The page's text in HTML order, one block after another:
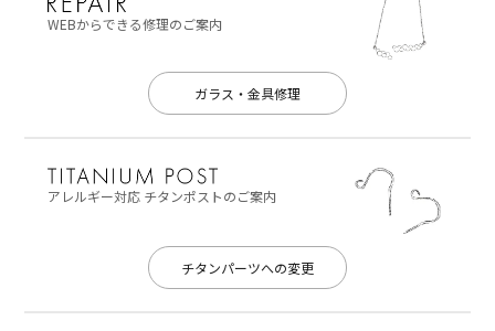
WEBからできる修理のご案内
ガラス・金具修理
アレルギー対応チタンポストのご案内
チタンパーツへの変更